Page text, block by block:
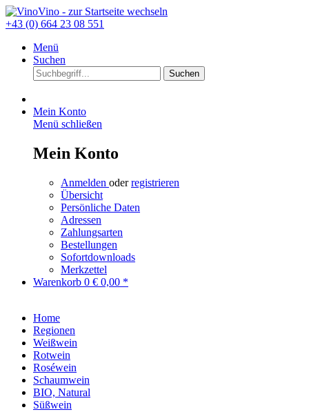
+43 (0) 664 23 08 551
Menü
Suchen
Suchen
Mein Konto
Menü schließen
Mein Konto
Anmelden oderregistrieren
Übersicht
Persönliche Daten
Adressen
Zahlungsarten
Bestellungen
Sofortdownloads
Merkzettel
Warenkorb 0 € 0,00 *
Home
Regionen
Weißwein
Rotwein
Roséwein
Schaumwein
BIO, Natural
Süßwein